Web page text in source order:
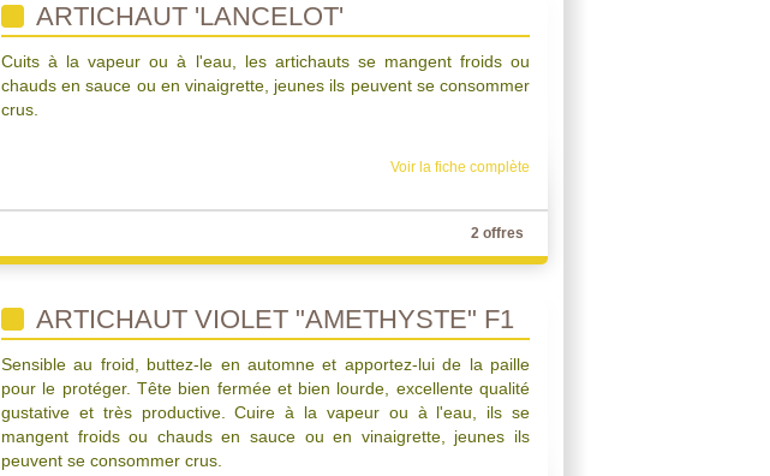
ARTICHAUT 'LANCELOT'
Cuits à la vapeur ou à l'eau, les artichauts se mangent froids ou
chauds en sauce ou en vinaigrette, jeunes ils peuvent se consommer
crus.
Voir la fiche complète
2 offres
ARTICHAUT VIOLET "AMETHYSTE" F1
Sensible au froid, buttez-le en automne et apportez-lui de la paille
pour le protéger. Tête bien fermée et bien lourde, excellente qualité
gustative et très productive. Cuire à la vapeur ou à l'eau, ils se
mangent froids ou chauds en sauce ou en vinaigrette, jeunes ils
peuvent se consommer crus.